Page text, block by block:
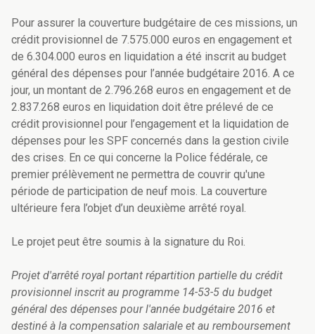
Pour assurer la couverture budgétaire de ces missions, un
crédit provisionnel de 7.575.000 euros en engagement et
de 6.304.000 euros en liquidation a été inscrit au budget
général des dépenses pour l’année budgétaire 2016. A ce
jour, un montant de 2.796.268 euros en engagement et de
2.837.268 euros en liquidation doit être prélevé de ce
crédit provisionnel pour l’engagement et la liquidation de
dépenses pour les SPF concernés dans la gestion civile
des crises. En ce qui concerne la Police fédérale, ce
premier prélèvement ne permettra de couvrir qu'une
période de participation de neuf mois. La couverture
ultérieure fera l’objet d’un deuxième arrêté royal.
Le projet peut être soumis à la signature du Roi.
Projet d'arrêté royal portant répartition partielle du crédit
provisionnel inscrit au programme 14-53-5 du budget
général des dépenses pour l'année budgétaire 2016 et
destiné à la compensation salariale et au remboursement